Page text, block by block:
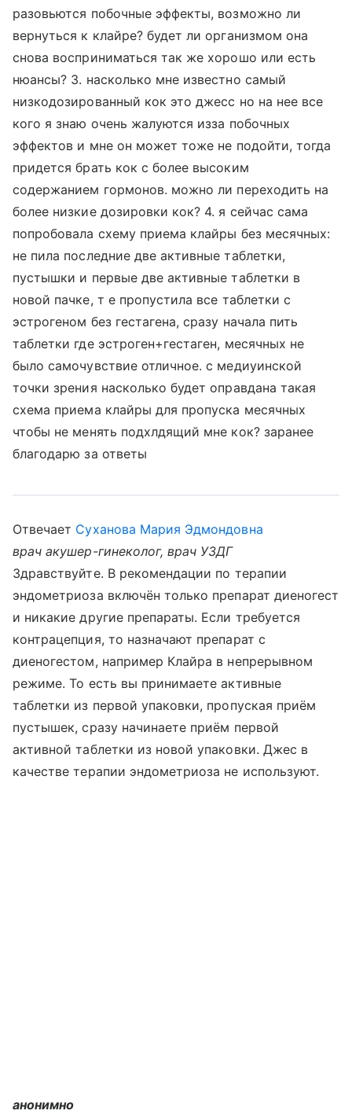
разовьются побочные эффекты, возможно ли
вернуться к клайре? будет ли организмом она
снова восприниматься так же хорошо или есть
нюансы? 3. насколько мне известно самый
низкодозированный кок это джесс но на нее все
кого я знаю очень жалуются изза побочных
эффектов и мне он может тоже не подойти, тогда
придется брать кок с более высоким
содержанием гормонов. можно ли переходить на
более низкие дозировки кок? 4. я сейчас сама
попробовала схему приема клайры без месячных:
не пила последние две активные таблетки,
пустышки и первые две активные таблетки в
новой пачке, т е пропустила все таблетки с
эстрогеном без гестагена, сразу начала пить
таблетки где эстроген+гестаген, месячных не
было самочувствие отличное. с медиуинской
точки зрения насколько будет оправдана такая
схема приема клайры для пропуска месячных
чтобы не менять подхлдящий мне кок? заранее
благодарю за ответы
Отвечает Суханова Мария Эдмондовна
врач акушер-гинеколог, врач УЗДГ
Здравствуйте. В рекомендации по терапии
эндометриоза включён только препарат диеногест
и никакие другие препараты. Если требуется
контрацепция, то назначают препарат с
диеногестом, например Клайра в непрерывном
режиме. То есть вы принимаете активные
таблетки из первой упаковки, пропуская приём
пустышек, сразу начинаете приём первой
активной таблетки из новой упаковки. Джес в
качестве терапии эндометриоза не используют.
анонимно